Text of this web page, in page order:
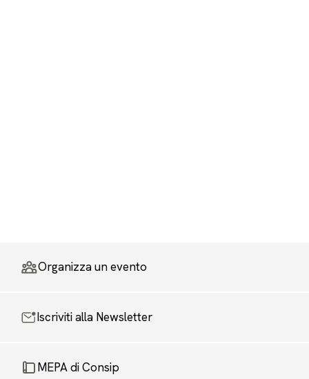
Organizza un evento
Iscriviti alla Newsletter
MEPA di Consip